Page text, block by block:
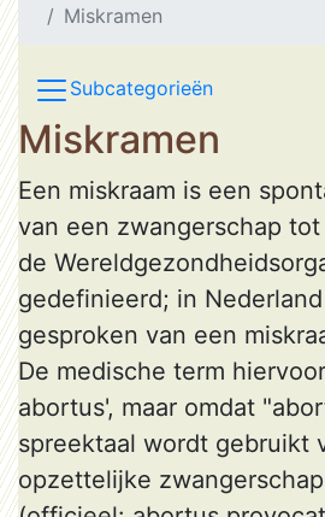
Miskramen
Subcategorieën
Miskramen
Een miskraam is een
van een zwangerschap
de
gedefinieerd; in
gesproken van een
De medische term
abortus', maar omdat
spreektaal wordt gebruikt
opzettelijke